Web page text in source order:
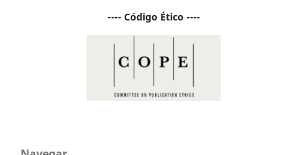
---- Código Ético ----